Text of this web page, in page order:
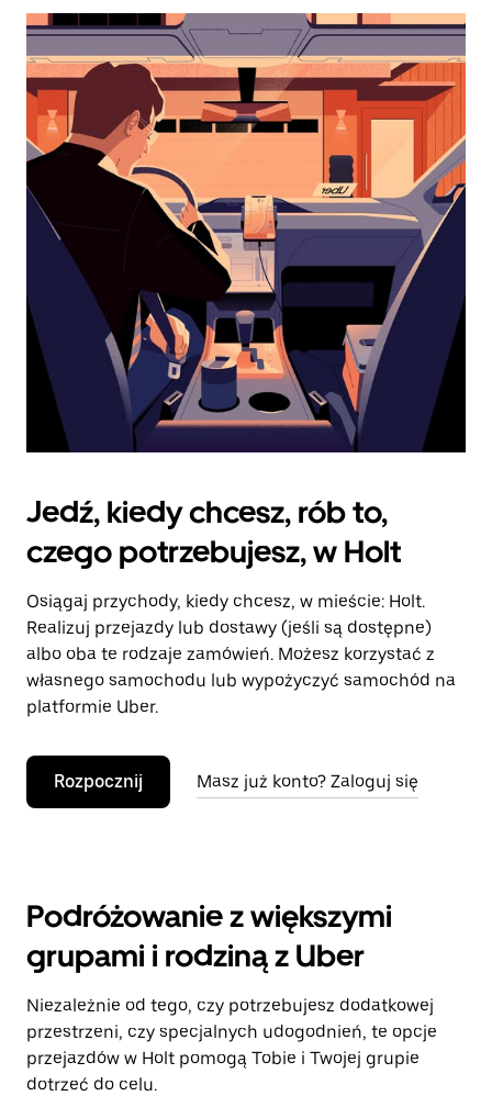
do
i wybrać
datę.
Naciśnij
klawisz
„Escape”,
aby
zamknąć
kalendarz.
Jedź, kiedy chcesz, rób to,
czego potrzebujesz, w Holt
Osiągaj przychody, kiedy chcesz, w mieście: Holt.
Realizuj przejazdy lub dostawy (jeśli są dostępne)
albo oba te rodzaje zamówień. Możesz korzystać z
własnego samochodu lub wypożyczyć samochód na
platformie Uber.
Rozpocznij Masz już konto? Zaloguj się
Podróżowanie z większymi
grupami i rodziną z Uber
Niezależnie od tego, czy potrzebujesz dodatkowej
przestrzeni, czy specjalnych udogodnień, te opcje
przejazdów w Holt pomogą Tobie i Twojej grupie
dotrzeć do celu.